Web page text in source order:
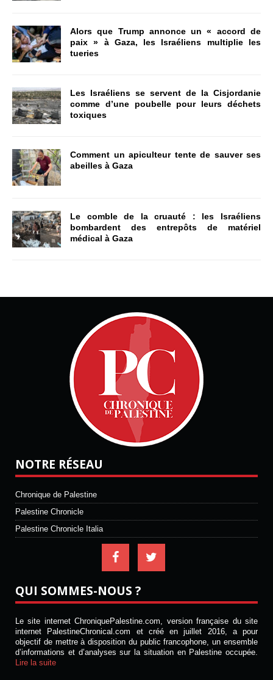
Alors que Trump annonce un « accord de
paix » à Gaza, les Israéliens multiplie les
tueries
Les Israéliens se servent de la Cisjordanie
comme d’une poubelle pour leurs déchets
toxiques
Comment un apiculteur tente de sauver ses
abeilles à Gaza
Le comble de la cruauté : les Israéliens
bombardent des entrepôts de matériel
médical à Gaza
NOTRE RÉSEAU
Chronique de Palestine
Palestine Chronicle
Palestine Chronicle Italia
QUI SOMMES-NOUS ?
Le site internet ChroniquePalestine.com, version française du site
internet PalestineChronical.com et créé en juillet 2016, a pour
objectif de mettre à disposition du public francophone, un ensemble
d’informations et d’analyses sur la situation en Palestine occupée.
Lire la suite